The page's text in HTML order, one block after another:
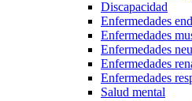
Discapacidad
Enfermedades
Enfermedades
Enfermedades
Enfermedades
Enfermedades
Salud mental